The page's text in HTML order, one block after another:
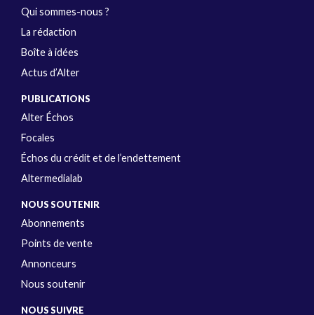
Qui sommes-nous ?
La rédaction
Boîte à idées
Actus d’Alter
PUBLICATIONS
Alter Échos
Focales
Échos du crédit et de l’endettement
Altermedialab
NOUS SOUTENIR
Abonnements
Points de vente
Annonceurs
Nous soutenir
NOUS SUIVRE